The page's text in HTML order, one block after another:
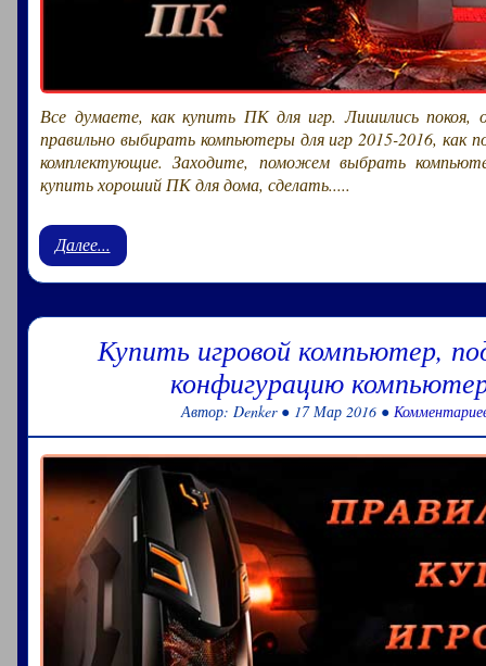
Все думаете, как купить ПК для игр. Лишились покоя,
правильно выбирать компьютеры для игр 2015-2016, как
комплектующие. Заходите, поможем выбрать
купить хороший ПК для дома, сделать.....
Далее...
Купить игровой компьютер,
конфигурацию
Автор: Denker ● 17 Мар 2016 ●